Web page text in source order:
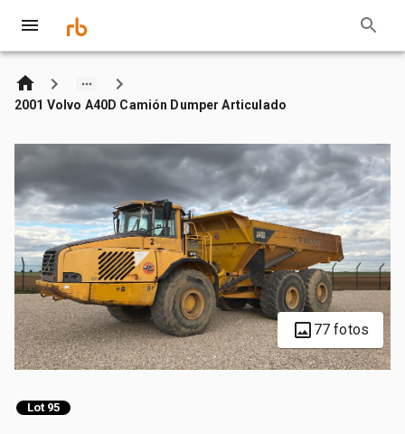
2001 Volvo A40D Camión Dumper Articulado
77 fotos
Lot 95